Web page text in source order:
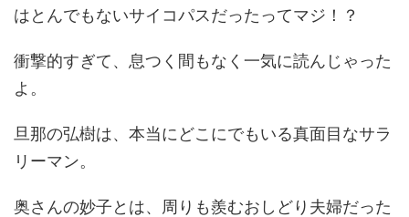
はとんでもないサイコパスだったってマジ！？
衝撃的すぎて、息つく間もなく一気に読んじゃった
よ。
旦那の弘樹は、本当にどこにでもいる真面目なサラ
リーマン。
奥さんの妙子とは、周りも羨むおしどり夫婦だった